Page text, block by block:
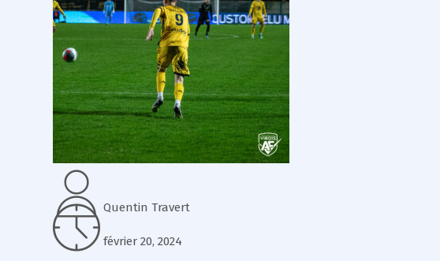
Quentin Travert
février 20, 2024